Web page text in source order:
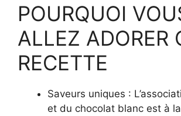
POURQUOI
ALLEZ ADORER
RECETTE
Saveurs uniques :
et du chocolat blanc est à